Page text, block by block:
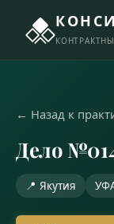
← Назад к
Дело
📍 Якутия